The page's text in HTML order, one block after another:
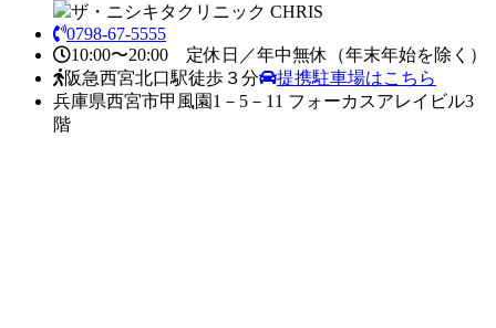
ザ・ニシキタクリニック CHRIS
0798-67-5555
10:00〜20:00 定休日／年中無休 （年末年始を除く）
阪急西宮北口駅徒歩３分
提携駐車場はこちら
兵庫県西宮市甲風園1－5－11 フォーカスアレイビル3
階